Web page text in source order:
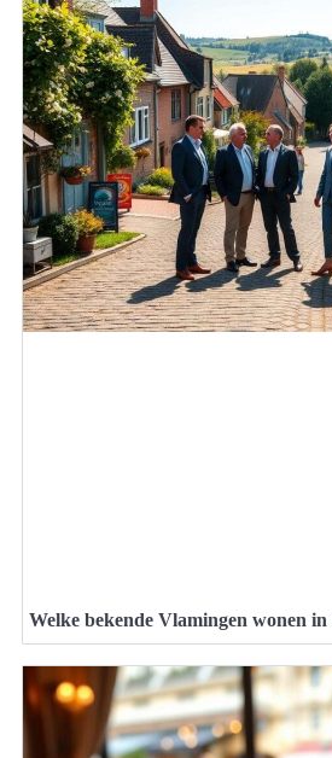
Welke bekende Vlamingen wonen in